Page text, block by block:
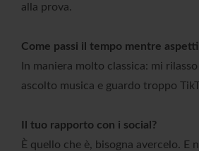
alla prova.
Come passi il tempo mentre
In maniera molto classica: mi
ascolto musica e guardo troppo
Il tuo rapporto con i social?
È quello che è, bisogna avercelo. E